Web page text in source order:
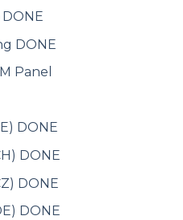
DONE
Panel
DONE
DONE
DONE
DONE